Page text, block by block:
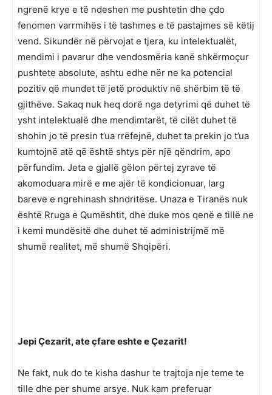
ngrenë krye e të ndeshen me pushtetin dhe çdo
fenomen varrmihës i të tashmes e të pastajmes së këtij
vend. Sikundër në përvojat e tjera, ku intelektualët,
mendimi i pavarur dhe vendosmëria kanë shkërmoçur
pushtete absolute, ashtu edhe nër ne ka potencial
pozitiv që mundet të jetë produktiv në shërbim të të
gjithëve. Sakaq nuk heq dorë nga detyrimi që duhet të
ysht intelektualë dhe mendimtarët, të cilët duhet të
shohin jo të presin t’ua rrëfejnë, duhet ta prekin jo t’ua
kumtojnë atë që është shtys për një qëndrim, apo
përfundim. Jeta e gjallë gëlon përtej zyrave të
akomoduara mirë e me ajër të kondicionuar, larg
bareve e ngrehinash shndritëse. Unaza e Tiranës nuk
është Rruga e Qumështit, dhe duke mos qenë e tillë ne
i kemi mundësitë dhe duhet të administrijmë më
shumë realitet, më shumë Shqipëri.
Jepi Çezarit, ate çfare eshte e Çezarit!
Ne fakt, nuk do te kisha dashur te trajtoja nje teme te
tille dhe per shume arsye. Nuk kam preferuar